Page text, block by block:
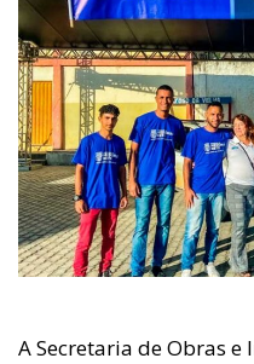
A Secretaria de Obras